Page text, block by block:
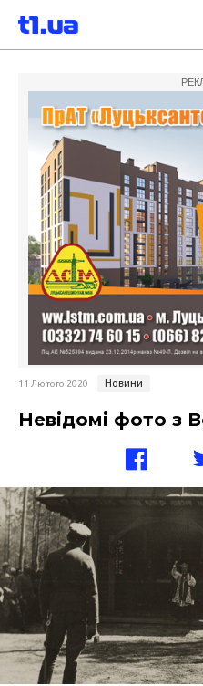
11 Лютого 2020 Новини
Невідомі фото з